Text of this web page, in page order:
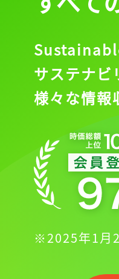
サステナビ
様々な情報
※2025年1月